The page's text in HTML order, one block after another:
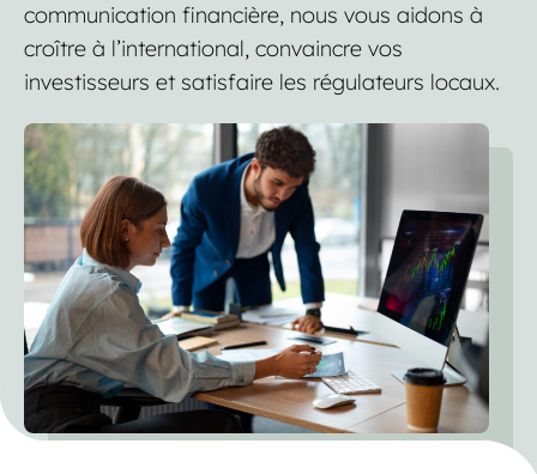
communication financière, nous vous aidons à
croître à l’international, convaincre vos
investisseurs et satisfaire les régulateurs locaux.